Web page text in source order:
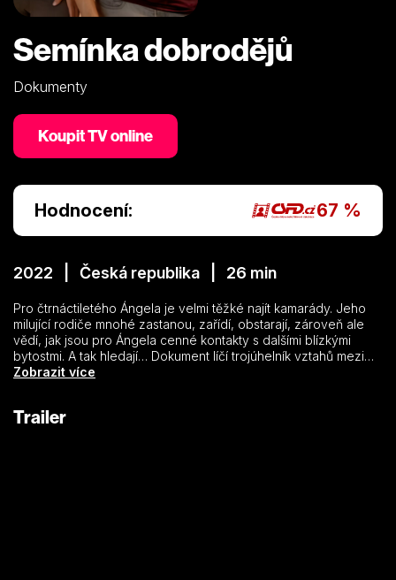
Semínka dobrodějů
Dokumenty
Koupit TV online
Hodnocení: 67 %
2022 | Česká republika | 26 min
Pro čtrnáctiletého Ángela je velmi těžké najít kamarády. Jeho
milující rodiče mnohé zastanou, zařídí, obstarají, zároveň ale
vědí, jak jsou pro Ángela cenné kontakty s dalšími blízkými
bytostmi. A tak hledají… Dokument líčí trojúhelník vztahů mezi
chlapcem na autistickém spektru, jeho rodiči a devíti
cestou ke štěstí?
Zobrazit více
Trailer